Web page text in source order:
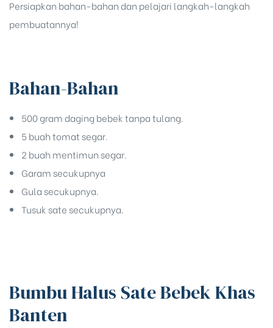
Persiapkan bahan-bahan dan pelajari langkah-langkah
pembuatannya!
Bahan-Bahan
500 gram daging bebek tanpa tulang.
5 buah tomat segar.
2 buah mentimun segar.
Garam secukupnya
Gula secukupnya.
Tusuk sate secukupnya.
Bumbu Halus Sate Bebek Khas
Banten